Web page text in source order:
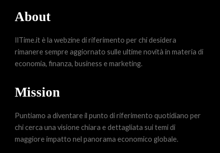
About
IlTime.it è la webzine di riferimento per chi desidera
rimanere sempre aggiornato sulle ultime novità in materia di
economia, finanza, business e marketing.
Mission
Puntiamo a diventare il punto di riferimento quotidiano per
chi cerca una visione chiara e dettagliata sui temi di
maggiore impatto nel panorama economico globale.